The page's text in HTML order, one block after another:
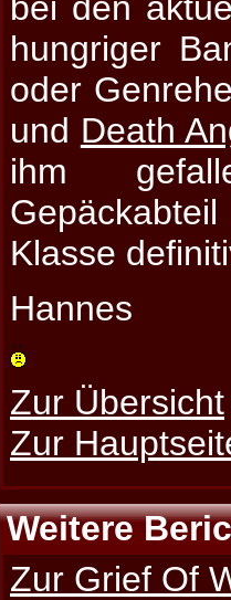
hungriger
oder
und Death
ihm
Klasse
Hannes
Zur Übersicht
Zur
Weitere
Zur Grief Of